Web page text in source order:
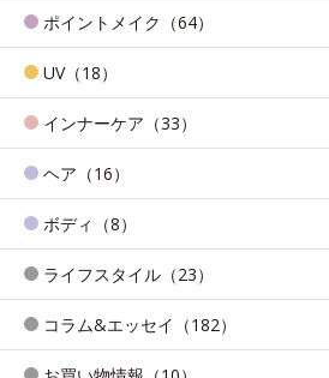
ポイントメイク（64）
UV（18）
インナーケア（33）
ヘア（16）
ボディ（8）
ライフスタイル（23）
コラム&エッセイ（182）